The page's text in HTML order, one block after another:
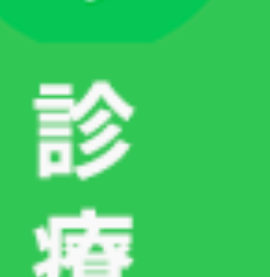
夏場のシニア猫の食欲不振は、加齢にともなう体
の変化と暑さの影響が重なって起こりやすくなり
ます。一時的な夏バテの場合もあれば、腎臓病や
糖尿病、口内炎などの病気が隠れているケースも
あります。特に2日以上食べない、嘔吐や下痢が
病院を受診しましょう。